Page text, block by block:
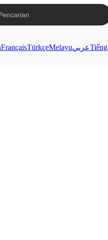
FrançaisTürkçeMelayuعربيTiếng